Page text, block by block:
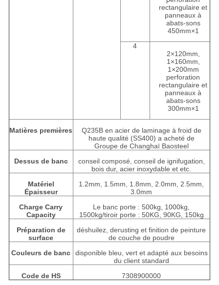
rectangulaire et
panneaux à
abats-sons
450mm×1
4
2×120mm,
1×160mm,
1×200mm
perforation
rectangulaire et
panneaux à
abats-sons
300mm×1
Matières premières
Q235B en acier de laminage à froid de
haute qualité (SS400) a acheté de
Groupe de Changhaï Baosteel
Dessus de banc
conseil composé, conseil de ignifugation,
bois dur, acier inoxydable et etc.
Matériel
Épaisseur
1.2mm, 1.5mm, 1.8mm, 2.0mm, 2.5mm,
3.0mm
Charge Carry
Capacity
Le banc porte : 500kg, 1000kg,
1500kg/tiroir porte : 50KG, 90KG, 150kg
Préparation de
surface
déshuilez, derusting et finition de peinture
de couche de poudre
Couleurs de banc
disponible bleu, vert et adapté aux besoins
du client standard
Code de HS
7308900000